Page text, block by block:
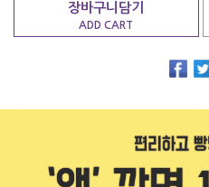
장바구니담기
ADD CART